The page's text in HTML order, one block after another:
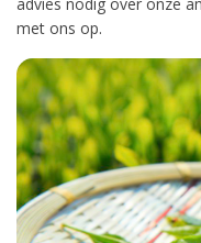
met ons op.